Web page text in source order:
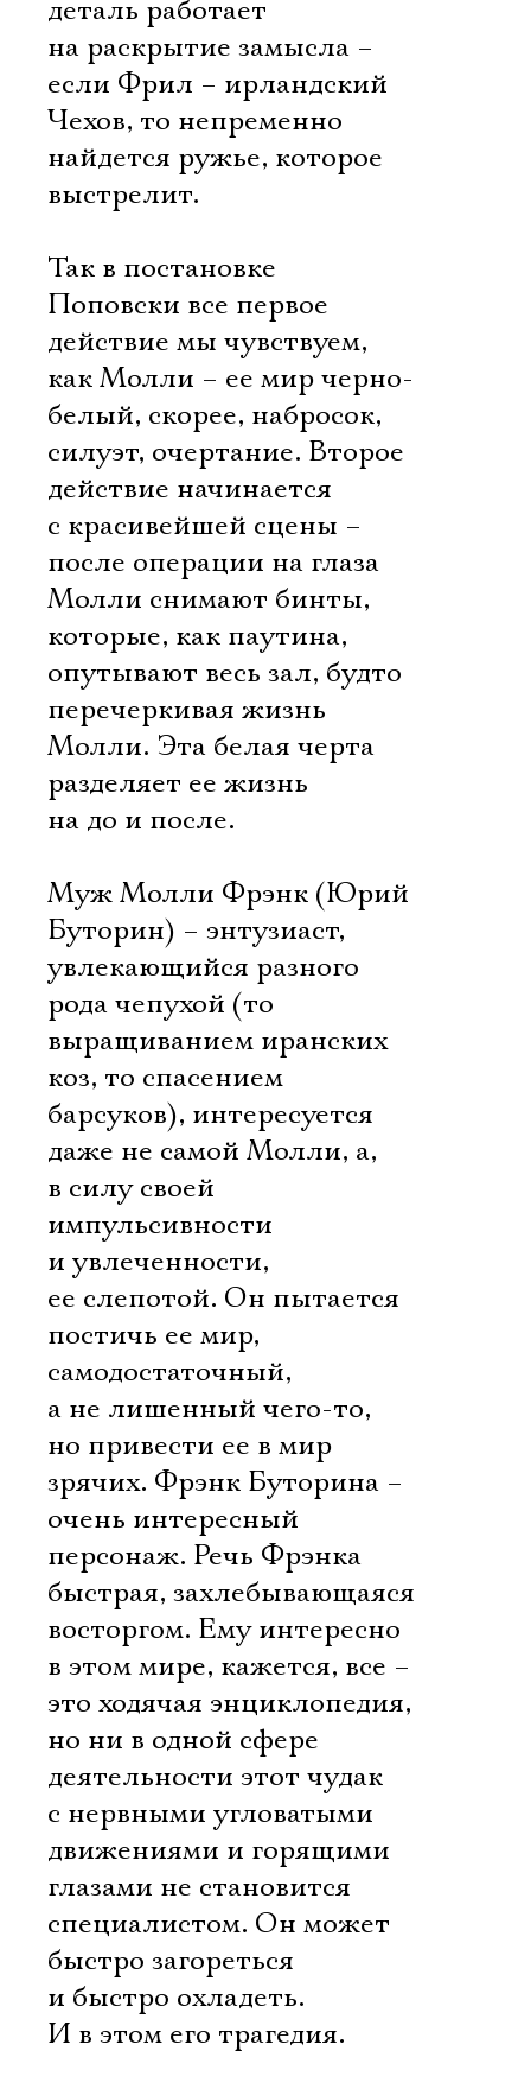
деталь работает
на раскрытие замысла –
если Фрил – ирландский
Чехов, то непременно
найдется ружье, которое
выстрелит.
Так в постановке
Поповски все первое
действие мы чувствуем,
как Молли – ее мир черно-
белый, скорее, набросок,
силуэт, очертание. Второе
действие начинается
с красивейшей сцены –
после операции на глаза
Молли снимают бинты,
которые, как паутина,
опутывают весь зал, будто
перечеркивая жизнь
Молли. Эта белая черта
разделяет ее жизнь
на до и после.
Муж Молли Фрэнк (Юрий
Буторин) – энтузиаст,
увлекающийся разного
рода чепухой (то
выращиванием иранских
коз, то спасением
барсуков), интересуется
даже не самой Молли, а,
в силу своей
импульсивности
и увлеченности,
ее слепотой. Он пытается
постичь ее мир,
самодостаточный,
а не лишенный чего-то,
но привести ее в мир
зрячих. Фрэнк Буторина –
очень интересный
персонаж. Речь Фрэнка
быстрая, захлебывающаяся
восторгом. Ему интересно
в этом мире, кажется, все –
это ходячая энциклопедия,
но ни в одной сфере
деятельности этот чудак
с нервными угловатыми
движениями и горящими
глазами не становится
специалистом. Он может
быстро загореться
и быстро охладеть.
И в этом его трагедия.